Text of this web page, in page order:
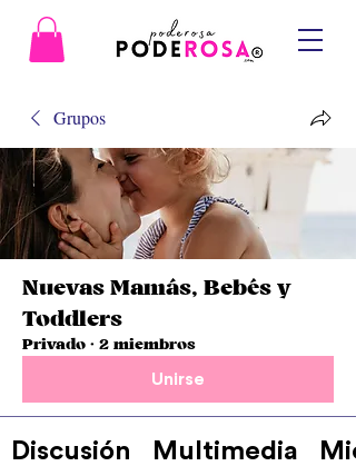
Grupos
Nuevas Mamás, Bebés y
Toddlers
Privado · 2 miembros
Unirse
Discusión Multimedia